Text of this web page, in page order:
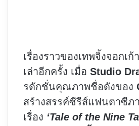
เรื่องราวของเทพจิ้งจอกเ
เล่าอีกครั้ง เมื่อ Studio
รดักชั่นคุณภาพชื่อดังของ
สร้างสรรค์ซีรีส์แฟนตาซีภ
เรื่อง ‘Tale of the Nine